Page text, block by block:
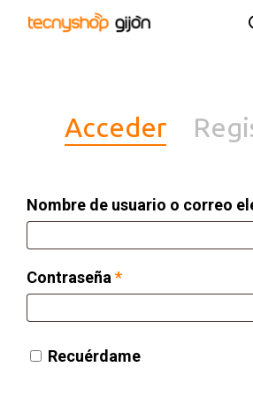
Skip
Acceder
Nombre de usuario o correo
Contraseña *Obligatorio
Recuérdame